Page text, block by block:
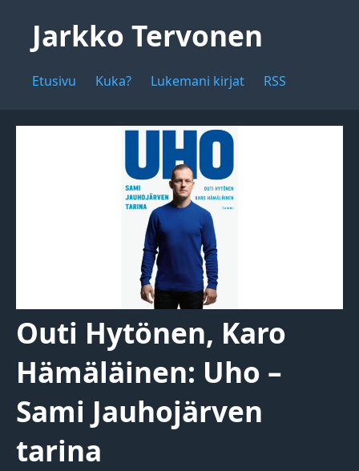
Jarkko Tervonen
Etusivu Kuka? Lukemani kirjat RSS
Outi Hytönen, Karo
Hämäläinen: Uho –
Sami Jauhojärven
tarina